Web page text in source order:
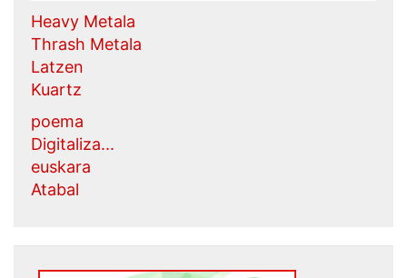
Heavy Metala
Thrash Metala
Latzen
Kuartz
poema
Digitaliza...
euskara
Atabal